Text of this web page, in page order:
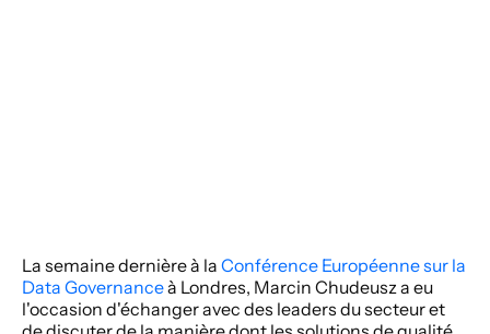
La semaine dernière à la Conférence Européenne sur la
Data Governance à Londres, Marcin Chudeusz a eu
l'occasion d'échanger avec des leaders du secteur et